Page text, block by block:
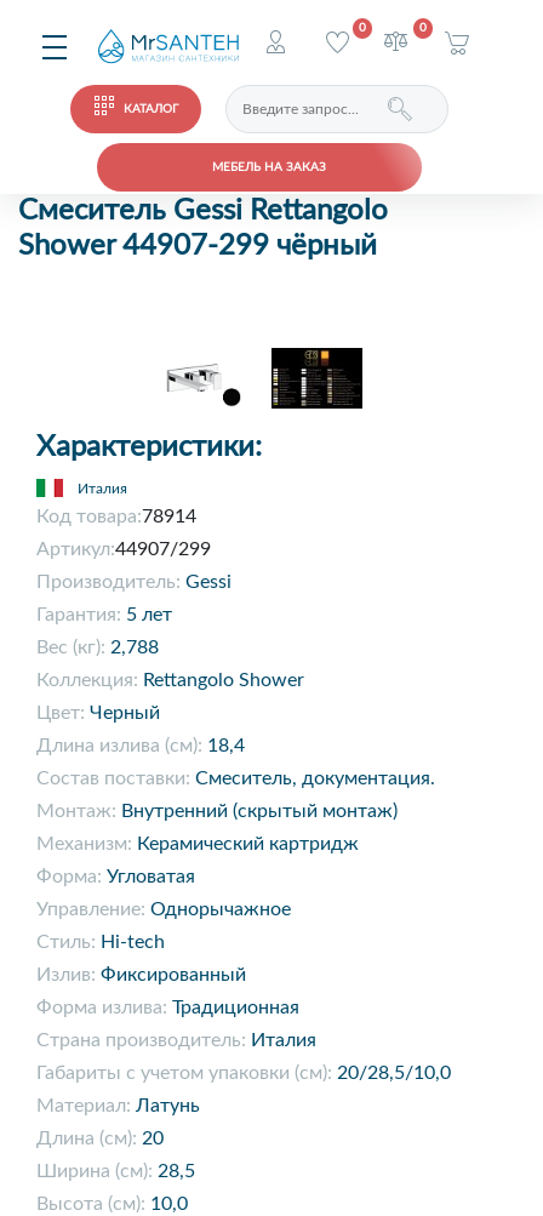
КАТАЛОГ
МЕБЕЛЬ НА ЗАКАЗ
0 0
Смеситель Gessi Rettangolo
Shower 44907-299 чёрный
Характеристики:
Италия
Код товара:78914
Артикул:44907/299
Производитель: Gessi
Гарантия: 5 лет
Вес (кг): 2,788
Коллекция: Rettangolo Shower
Цвет: Черный
Длина излива (см): 18,4
Состав поставки: Смеситель, документация.
Монтаж: Внутренний (скрытый монтаж)
Механизм: Керамический картридж
Форма: Угловатая
Управление: Однорычажное
Стиль: Hi-tech
Излив: Фиксированный
Форма излива: Традиционная
Страна производитель: Италия
Габариты с учетом упаковки (см): 20/28,5/10,0
Материал: Латунь
Длина (см): 20
Ширина (см): 28,5
Высота (см): 10,0